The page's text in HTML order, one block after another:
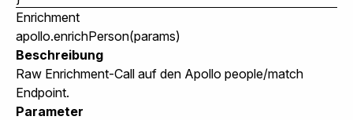
Enrichment
apollo.enrichPerson(params)
Beschreibung
Raw Enrichment-Call auf den Apollo people/match
Endpoint.
Parameter